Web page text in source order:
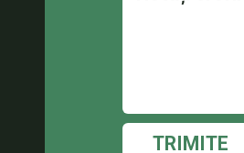
TRIMITE